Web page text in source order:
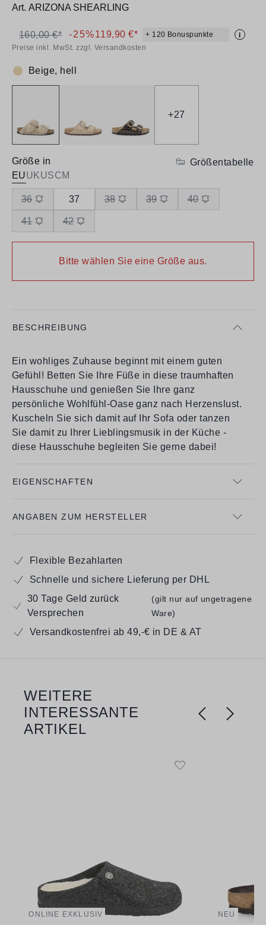
Art. ARIZONA SHEARLING
119,90 €* + 120 Bonuspunkte i
160,00 €* -25%
Preise inkl. MwSt. zzgl. Versandkosten
Farbe:
Beige, hell
+27
Größe in
EUUKUSCM
Größentabelle
36 37 38 39 40
41 42
Bitte wählen Sie eine Größe aus.
BESCHREIBUNG
Ein wohliges Zuhause beginnt mit einem guten
Gefühl! Betten Sie Ihre Füße in diese traumhaften
Hausschuhe und genießen Sie Ihre ganz
persönliche Wohlfühl-Oase ganz nach Herzenslust.
Kuscheln Sie sich damit auf Ihr Sofa oder tanzen
Sie damit zu Ihrer Lieblingsmusik in der Küche -
diese Hausschuhe begleiten Sie gerne dabei!
EIGENSCHAFTEN
ANGABEN ZUM HERSTELLER
Flexible Bezahlarten
Schnelle und sichere Lieferung per DHL
30 Tage Geld zurück
Versprechen
(gilt nur auf ungetragene
Ware)
Versandkostenfrei ab 49,-€ in DE & AT
Produktgalerie überspringen
WEITERE
INTERESSANTE
ARTIKEL
ONLINE EXKLUSIV NEU